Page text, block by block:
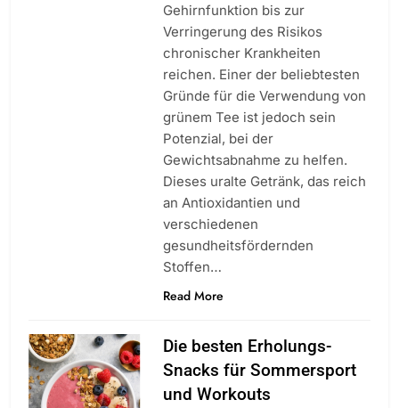
Gehirnfunktion bis zur
Verringerung des Risikos
chronischer Krankheiten
reichen. Einer der beliebtesten
Gründe für die Verwendung von
grünem Tee ist jedoch sein
Potenzial, bei der
Gewichtsabnahme zu helfen.
Dieses uralte Getränk, das reich
an Antioxidantien und
verschiedenen
gesundheitsfördernden
Stoffen…
Read More
Die besten Erholungs-
Snacks für Sommersport
und Workouts